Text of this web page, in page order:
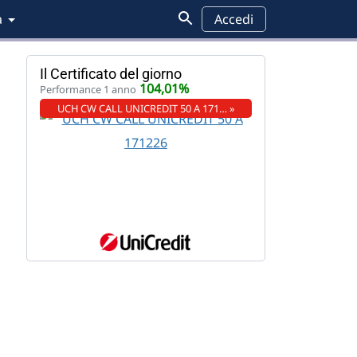
Accedi
Il Certificato del giorno
Performance 1 anno 104,01%
UCH CW CALL UNICREDIT 50 A 171… »